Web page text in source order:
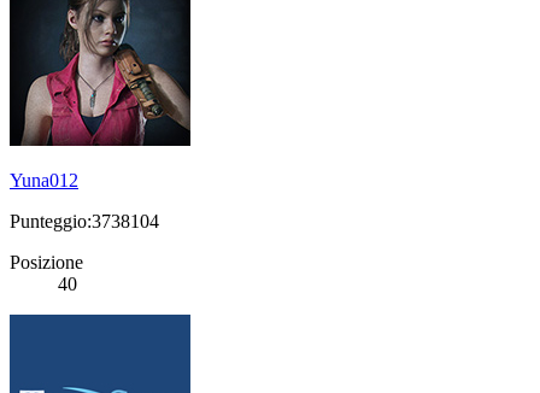
Yuna012
Punteggio:3738104
Posizione
40